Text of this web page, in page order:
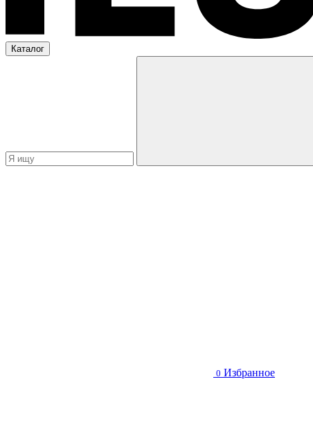
Каталог
0 Избранное